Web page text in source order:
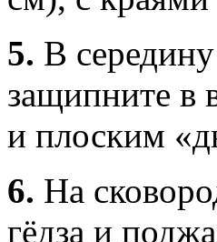
5. В
защипните в
и плоским
6. На
гёдза и